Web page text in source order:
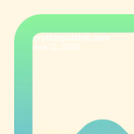
crystalpublish.com
янв 12, 2026